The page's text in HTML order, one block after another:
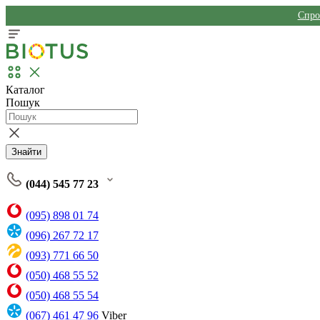
Каталог
Пошук
Знайти
(044) 545 77 23
(095) 898 01 74
(096) 267 72 17
(093) 771 66 50
(050) 468 55 52
(050) 468 55 54
(067) 461 47 96 Viber